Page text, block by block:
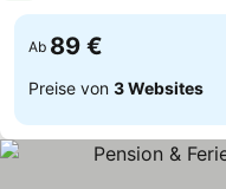
Ab 89 €
Preise von 3 Websites